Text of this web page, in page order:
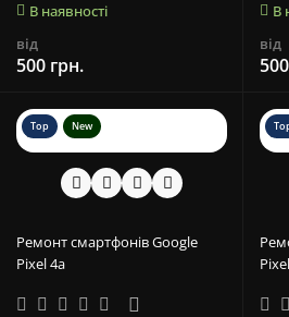
В наявності
від
500 грн.
В
від
Top New
Ремонт смартфонів Google
Pixel 4a